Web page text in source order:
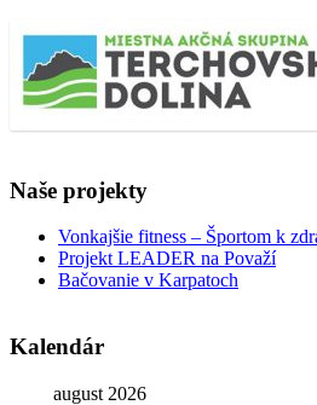
Naše projekty
Vonkajšie fitness – Športom k
Projekt LEADER na Považí
Bačovanie v Karpatoch
Kalendár
august 2026